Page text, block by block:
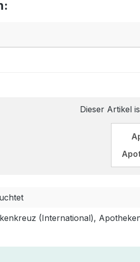
Dieser Artikel
(International),